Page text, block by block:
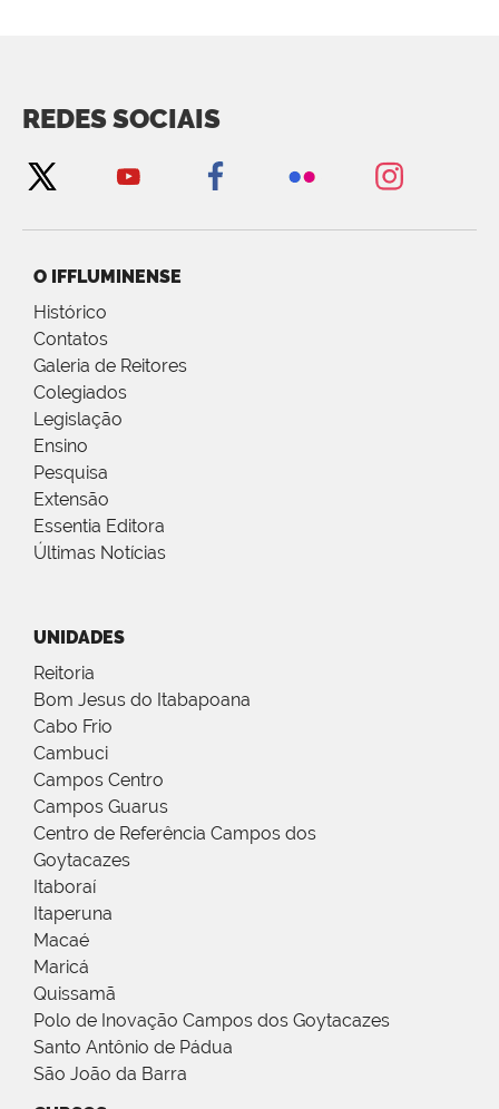
REDES SOCIAIS
O IFFLUMINENSE
Histórico
Contatos
Galeria de Reitores
Colegiados
Legislação
Ensino
Pesquisa
Extensão
Essentia Editora
Últimas Notícias
UNIDADES
Reitoria
Bom Jesus do Itabapoana
Cabo Frio
Cambuci
Campos Centro
Campos Guarus
Centro de Referência Campos dos
Goytacazes
Itaboraí
Itaperuna
Macaé
Maricá
Quissamã
Polo de Inovação Campos dos Goytacazes
Santo Antônio de Pádua
São João da Barra